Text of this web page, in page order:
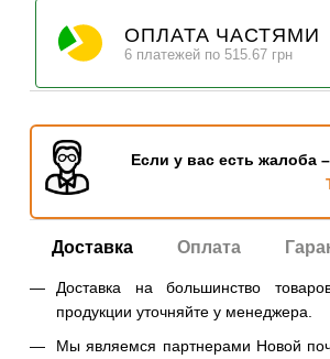
ОПЛАТА ЧАСТЯМИ
6 платежей по 515.67 грн
Если у вас есть жалоба
Доставка Оплата
Доставка на большинство
продукции уточняйте у менеджера.
Мы являемся партнерами Новой